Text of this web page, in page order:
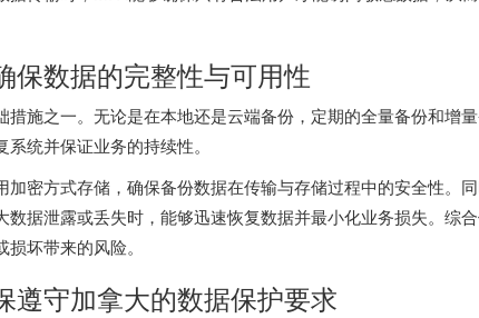
保数据的完整性与可用性
施之一。无论是在本地还是云端备份，定期的全量备份和增
统并保证业务的持续性。
加密方式存储，确保备份数据在传输与存储过程中的安全性。
据泄露或丢失时，能够迅速恢复数据并最小化业务损失。综
坏带来的风险。
遵守加拿大的数据保护要求